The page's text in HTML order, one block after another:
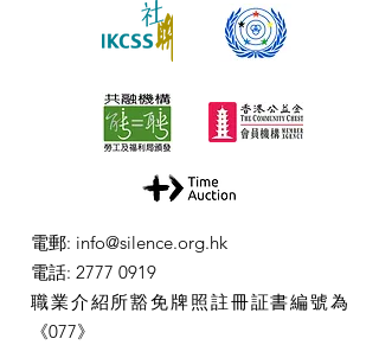
電郵: info@silence.org.hk
電話: 2777 0919
職業介紹所豁免牌照註冊証書編號為
《077》